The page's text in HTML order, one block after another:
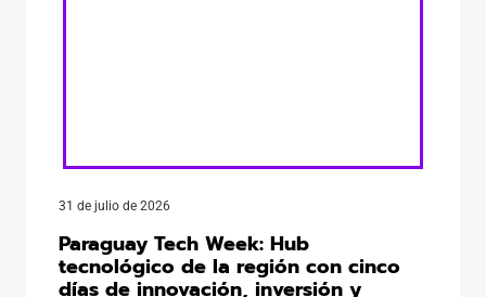
31 de julio de 2026
Paraguay Tech Week: Hub
tecnológico de la región con cinco
días de innovación, inversión y